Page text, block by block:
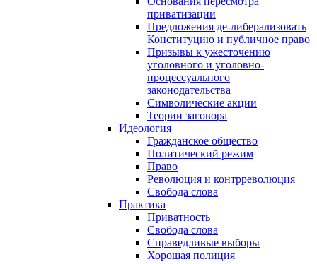
приватизации
Предложения де-либерализовать
Конституцию и публичное право
Призывы к ужесточению
уголовного и уголовно-
процессуального
законодательства
Символические акции
Теории заговора
Идеология
Гражданское общество
Политический режим
Право
Революция и контрреволюция
Свобода слова
Практика
Приватность
Свобода слова
Справедливые выборы
Хорошая полиция